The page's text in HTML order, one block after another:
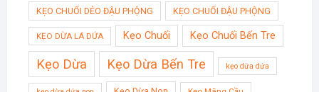
KẸO CHUỐI DẺO ĐẬU PHỘNG KẸO CHUỐI ĐẬU PHỘNG
KẸO DỪA LÁ DỨA Kẹo Chuối Kẹo Chuối Bến Tre
Kẹo Dừa Kẹo Dừa Bến Tre kẹo dừa dứa